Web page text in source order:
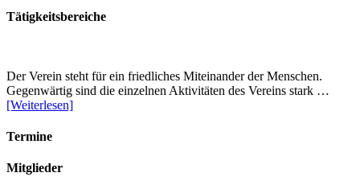
Tätigkeitsbereiche
Der Verein steht für ein friedliches Miteinander der Menschen.
Gegenwärtig sind die einzelnen Aktivitäten des Vereins stark …
[Weiterlesen]
Termine
Mitglieder